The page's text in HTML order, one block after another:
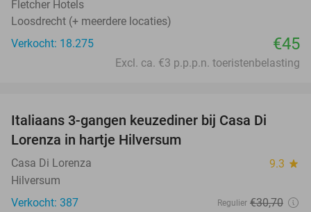
Fletcher Hotels
Loosdrecht (+ meerdere locaties)
Verkocht: 18.275
€45
Excl. ca. €3 p.p.p.n. toeristenbelasting
Italiaans 3-gangen keuzediner bij Casa Di
Lorenza in hartje Hilversum
Casa Di Lorenza 9.3 star
Hilversum
Verkocht: 387
Regulier €30,70